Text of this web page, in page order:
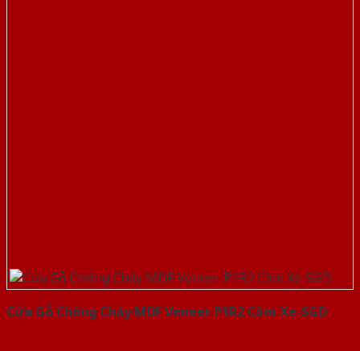
Cửa Gỗ Chống Cháy MDF Veneer P1R2 Căm Xe-SGD